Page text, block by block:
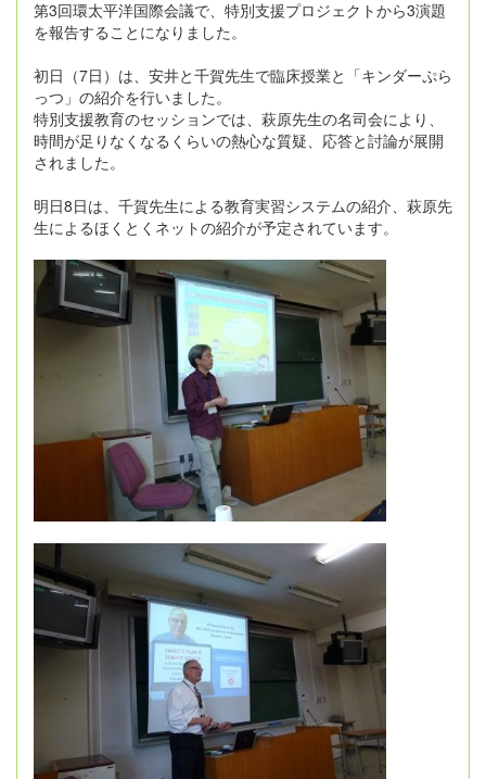
第3回環太平洋国際会議で、特別支援プロジェクトから3演題
を報告することになりました。
初日（7日）は、安井と千賀先生で臨床授業と「キンダーぷら
っつ」の紹介を行いました。
特別支援教育のセッションでは、萩原先生の名司会により、
時間が足りなくなるくらいの熱心な質疑、応答と討論が展開
されました。
明日8日は、千賀先生による教育実習システムの紹介、萩原先
生によるほくとくネットの紹介が予定されています。